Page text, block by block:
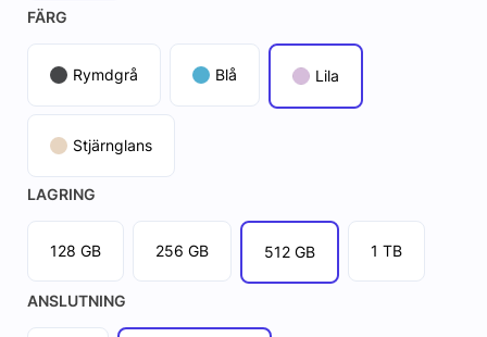
FÄRG
Rymdgrå Blå Lila
Stjärnglans
LAGRING
128 GB 256 GB 512 GB 1 TB
ANSLUTNING